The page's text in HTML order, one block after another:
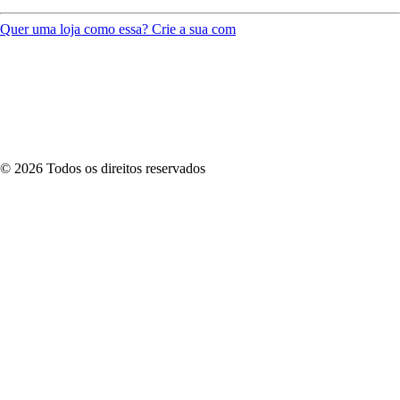
Quer uma loja como essa? Crie a sua com
© 2026 Todos os direitos reservados